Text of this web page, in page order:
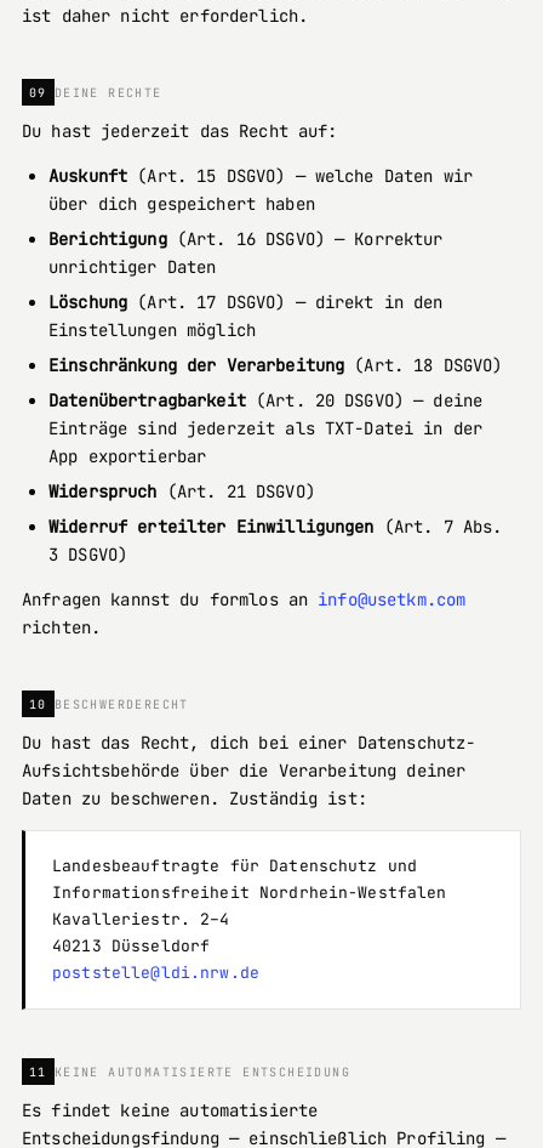
ist daher nicht erforderlich.
09 DEINE RECHTE
Du hast jederzeit das Recht auf:
Auskunft (Art. 15 DSGVO) — welche Daten wir
über dich gespeichert haben
Berichtigung(Art. 16 DSGVO) — Korrektur
unrichtiger Daten
Löschung (Art. 17 DSGVO) — direkt in den
Einstellungen möglich
Einschränkung der Verarbeitung (Art. 18 DSGVO)
Datenübertragbarkeit(Art. 20 DSGVO) — deine
Einträge sind jederzeit als TXT-Datei in der
App exportierbar
Widerspruch (Art. 21 DSGVO)
Widerruf erteilter Einwilligungen (Art. 7 Abs.
3 DSGVO)
Anfragen kannst du formlos an info@usetkm.com
richten.
10 BESCHWERDERECHT
Du hast das Recht, dich bei einer Datenschutz-
Aufsichtsbehörde über die Verarbeitung deiner
Daten zu beschweren. Zuständig ist:
Landesbeauftragte für Datenschutz und
Informationsfreiheit Nordrhein-Westfalen
Kavalleriestr. 2–4
40213 Düsseldorf
poststelle@ldi.nrw.de
11 KEINE AUTOMATISIERTE ENTSCHEIDUNG
Es findet keine automatisierte
Entscheidungsfindung — einschließlich Profiling —